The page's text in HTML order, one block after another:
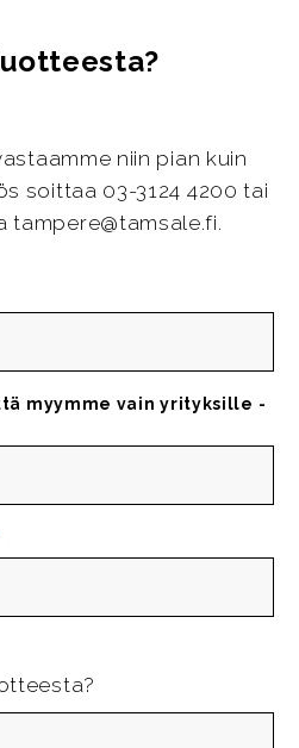
niin pian kuin
soittaa 03-3124 4200 tai
myymme vain yrityksille -